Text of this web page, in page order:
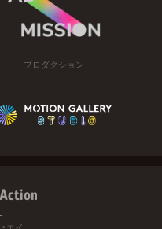
プロダクション